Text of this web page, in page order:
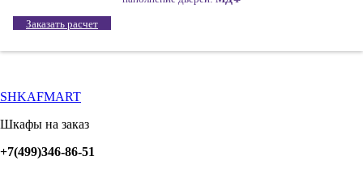
Заказать расчет
SHKAFMART
Шкафы на заказ
+7(499)346-86-51